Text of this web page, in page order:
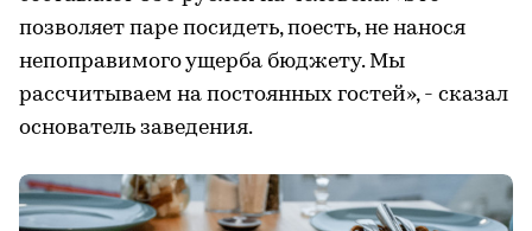
позволяет паре посидеть, поесть, не нанося
непоправимого ущерба бюджету. Мы
рассчитываем на постоянных гостей», - сказал
основатель заведения.